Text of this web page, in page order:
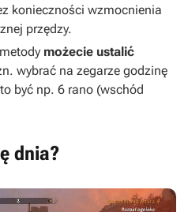
konieczności wzmocnienia
przędzy.
możecie ustalić
wybrać na zegarze godzinę
być np. 6 rano (wschód
dnia?